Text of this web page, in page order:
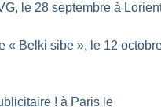
le 28 septembre à
« Belki sibe », le 12
! à Paris le